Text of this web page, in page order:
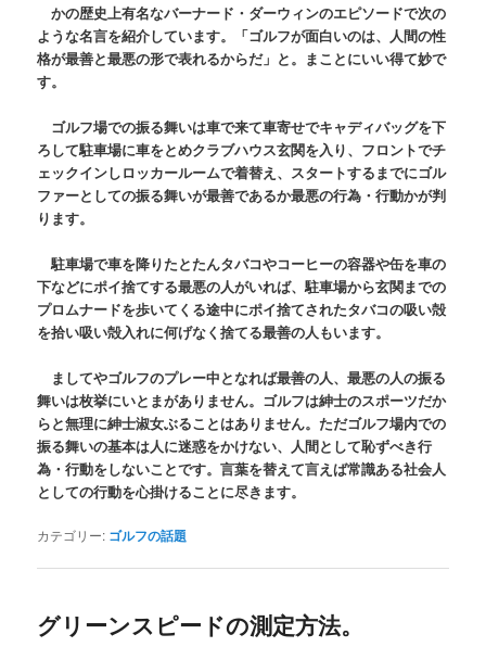
かの歴史上有名なバーナード・ダーウィンのエピソードで次の
ような名言を紹介しています。「ゴルフが面白いのは、人間の性
格が最善と最悪の形で表れるからだ」と。まことにいい得て妙で
す。
ゴルフ場での振る舞いは車で来て車寄せでキャディバッグを下
ろして駐車場に車をとめクラブハウス玄関を入り、フロントでチ
ェックインしロッカールームで着替え、スタートするまでにゴル
ファーとしての振る舞いが最善であるか最悪の行為・行動かが判
ります。
駐車場で車を降りたとたんタバコやコーヒーの容器や缶を車の
下などにポイ捨てする最悪の人がいれば、駐車場から玄関までの
プロムナードを歩いてくる途中にポイ捨てされたタバコの吸い殻
を拾い吸い殻入れに何げなく捨てる最善の人もいます。
ましてやゴルフのプレー中となれば最善の人、最悪の人の振る
舞いは枚挙にいとまがありません。ゴルフは紳士のスポーツだか
らと無理に紳士淑女ぶることはありません。ただゴルフ場内での
振る舞いの基本は人に迷惑をかけない、人間として恥ずべき行
為・行動をしないことです。言葉を替えて言えば常識ある社会人
としての行動を心掛けることに尽きます。
カテゴリー: ゴルフの話題
グリーンスピードの測定方法。